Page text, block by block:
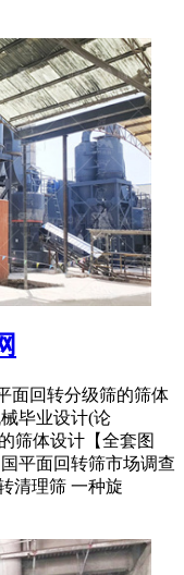
面回转分级筛的筛体
毕业设计(论
筛体设计【全套图
平面回转筛市场调查
清理筛 一种旋